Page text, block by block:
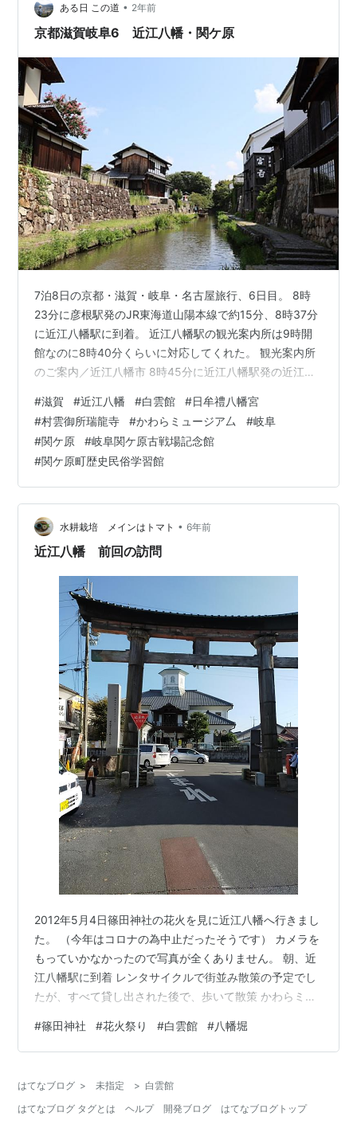
nonbili2025.hatenablog.com
nonbili2025.hatenablog.com non…
ある日 この道 • 2年前
京都滋賀岐阜6 近江八幡・関ケ原
7泊8日の京都・滋賀・岐阜・名古屋旅行、6日目。 8時
23分に彦根駅発のJR東海道山陽本線で約15分、8時37分
に近江八幡駅に到着。 近江八幡駅の観光案内所は9時開
館なのに8時40分くらいに対応してくれた。 観光案内所
のご案内／近江八幡市 8時45分に近江八幡駅発の近江鉄
に到着。 1585年（天正13年）に豊臣秀次が八幡山に城
を築き、八幡堀と琵琶湖とを繋いだ。 白雲館という洋風
の建物は、1877年 (明治10年)に八幡東学校として建築さ
れた。 近江八幡市白雲館／近江八幡市 2階は展示準備中
のため入れず。 ここの観光案内所は10時開館。 日牟…
#滋賀 #近江八幡 #白雲館 #日牟禮八幡宮
#村雲御所瑞龍寺 #かわらミュージア厶 #岐阜
#関ケ原 #岐阜関ケ原古戦場記念館
#関ケ原町歴史民俗学習館
水耕栽培 メインはトマト • 6年前
近江八幡 前回の訪問
2012年5月4日篠田神社の花火を見に近江八幡へ行きまし
た。 （今年はコロナの為中止だったそうです） カメラを
もっていかなかったので写真が全くありません。 朝、近
江八幡駅に到着 レンタサイクルで街並み散策の予定でし
たが、すべて貸し出された後で、歩いて散策 かわらミュ
日のみで見られなかったこと 花火までの時間に八丁堀巡
りをしようと思ったら、意外と早く15時30分までででき
し覚えています。 夕方には戻ってきていたレンタサイク
ルで篠田神社へいきました。 夕方から雨が少し降りだ
#篠田神社 #花火祭り #白雲館 #八幡堀
はてなブログ > 未指定 > 白雲館
はてなブログ タグとは
ヘルプ 開発ブログ はてなブログトップ